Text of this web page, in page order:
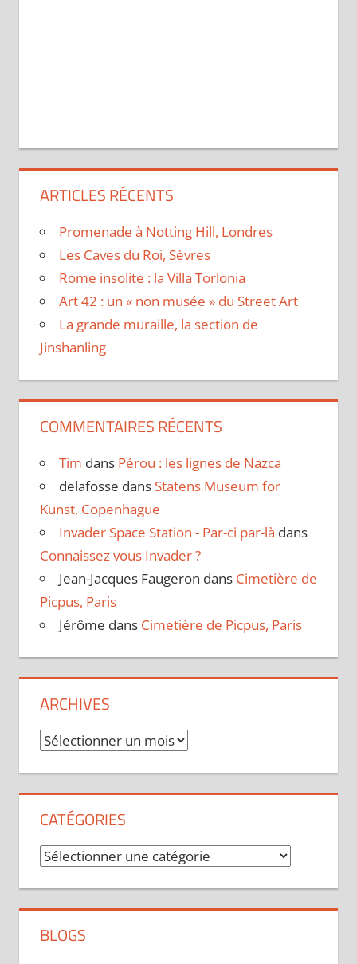
ARTICLES RÉCENTS
Promenade à Notting Hill, Londres
Les Caves du Roi, Sèvres
Rome insolite : la Villa Torlonia
Art 42 : un « non musée » du Street Art
La grande muraille, la section de
Jinshanling
COMMENTAIRES RÉCENTS
Tim dans Pérou : les lignes de Nazca
delafosse dans Statens Museum for
Kunst, Copenhague
Invader Space Station - Par-ci par-là dans
Connaissez vous Invader ?
Jean-Jacques Faugeron dans Cimetière de
Picpus, Paris
Jérôme dans Cimetière de Picpus, Paris
ARCHIVES
Archives
CATÉGORIES
Catégories
BLOGS